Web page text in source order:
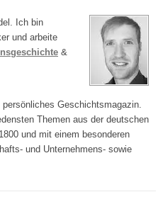
Ich bin
und arbeite
&
Geschichtsmagazin.
Themen aus der deutschen
und mit einem besonderen
und Unternehmens- sowie